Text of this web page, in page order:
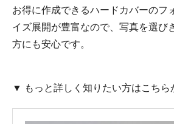
お得に作成できるハードカバーのフ
イズ展開が豊富なので、写真を選び
方にも安心です。
▼ もっと詳しく知りたい方はこちら